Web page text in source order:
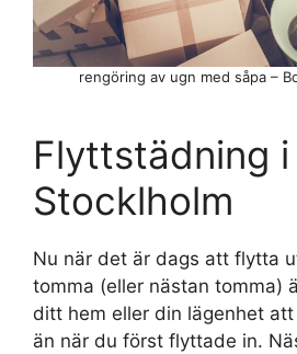
Flyttstädning i
Stocklholm
Nu när det är dags att flytta
tomma (eller nästan tomma)
ditt hem eller din lägenhet
än när du först flyttade in.
rengöring av ugn med såpa –